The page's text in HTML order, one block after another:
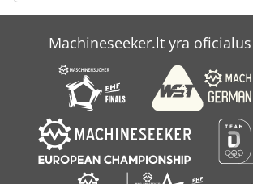
Machineseeker.lt yra